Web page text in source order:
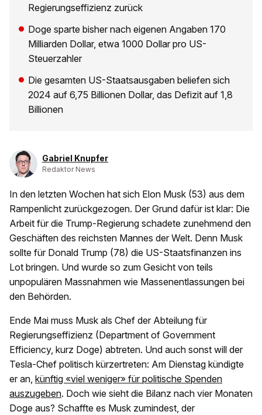
Regierungseffizienz zurück
Doge sparte bisher nach eigenen Angaben 170
Milliarden Dollar, etwa 1000 Dollar pro US-
Steuerzahler
Die gesamten US-Staatsausgaben beliefen sich
2024 auf 6,75 Billionen Dollar, das Defizit auf 1,8
Billionen
Gabriel Knupfer
Redaktor News
In den letzten Wochen hat sich Elon Musk (53) aus dem
Rampenlicht zurückgezogen. Der Grund dafür ist klar: Die
Arbeit für die Trump-Regierung schadete zunehmend den
Geschäften des reichsten Mannes der Welt. Denn Musk
sollte für Donald Trump (78) die US-Staatsfinanzen ins
Lot bringen. Und wurde so zum Gesicht von teils
unpopulären Massnahmen wie Massenentlassungen bei
den Behörden.
Ende Mai muss Musk als Chef der Abteilung für
Regierungseffizienz (Department of Government
Efficiency, kurz Doge) abtreten. Und auch sonst will der
Tesla-Chef politisch kürzertreten: Am Dienstag kündigte
er an, künftig «viel weniger» für politische Spenden
auszugeben. Doch wie sieht die Bilanz nach vier Monaten
Doge aus? Schaffte es Musk zumindest, der